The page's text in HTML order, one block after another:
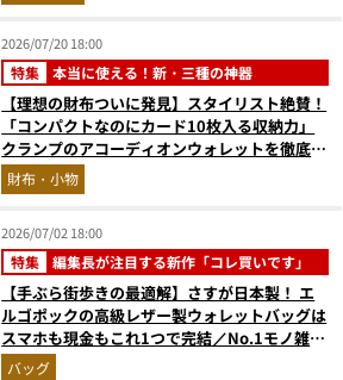
2026/07/20 18:00
特集 本当に使える！新・三種の神器
【理想の財布ついに発見】スタイリスト絶賛！
「コンパクトなのにカード10枚入る収納力」
クランプのアコーディオンウォレットを徹底レ
ビュー。使い込むほどにツヤが出るプエブロレ
ザーも優秀
財布・小物
2026/07/02 18:00
特集 編集長が注目する新作「コレ買いです」
【手ぶら街歩きの最適解】さすが日本製！ エ
ルゴポックの高級レザー製ウォレットバッグは
スマホも現金もこれ1つで完結／No.1モノ雑誌
編集長のお墨付き『コレ買いです』Vol.168
バッグ